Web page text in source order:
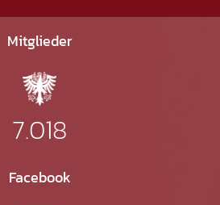
Mitglieder
7.018
Facebook